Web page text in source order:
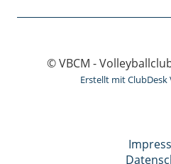
© VBCM -
Erstellt mit